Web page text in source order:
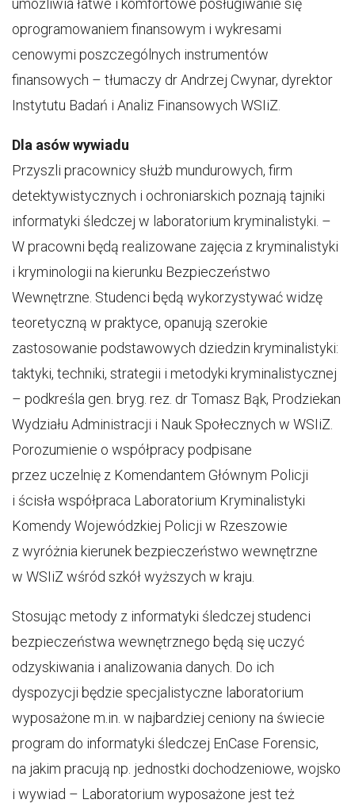
umożliwia łatwe i komfortowe posługiwanie się
oprogramowaniem finansowym i wykresami
cenowymi poszczególnych instrumentów
finansowych – tłumaczy dr Andrzej Cwynar, dyrektor
Instytutu Badań i Analiz Finansowych WSIiZ.
Dla asów wywiadu
Przyszli pracownicy służb mundurowych, firm
detektywistycznych i ochroniarskich poznają tajniki
informatyki śledczej w laboratorium kryminalistyki. –
W pracowni będą realizowane zajęcia z kryminalistyki
i kryminologii na kierunku Bezpieczeństwo
Wewnętrzne. Studenci będą wykorzystywać widzę
teoretyczną w praktyce, opanują szerokie
zastosowanie podstawowych dziedzin kryminalistyki:
taktyki, techniki, strategii i metodyki kryminalistycznej
– podkreśla gen. bryg. rez. dr Tomasz Bąk, Prodziekan
Wydziału Administracji i Nauk Społecznych w WSIiZ.
Porozumienie o współpracy podpisane
przez uczelnię z Komendantem Głównym Policji
i ścisła współpraca Laboratorium Kryminalistyki
Komendy Wojewódzkiej Policji w Rzeszowie
z wyróżnia kierunek bezpieczeństwo wewnętrzne
w WSIiZ wśród szkół wyższych w kraju.
Stosując metody z informatyki śledczej studenci
bezpieczeństwa wewnętrznego będą się uczyć
odzyskiwania i analizowania danych. Do ich
dyspozycji będzie specjalistyczne laboratorium
wyposażone m.in. w najbardziej ceniony na świecie
program do informatyki śledczej EnCase Forensic,
na jakim pracują np. jednostki dochodzeniowe, wojsko
i wywiad – Laboratorium wyposażone jest też